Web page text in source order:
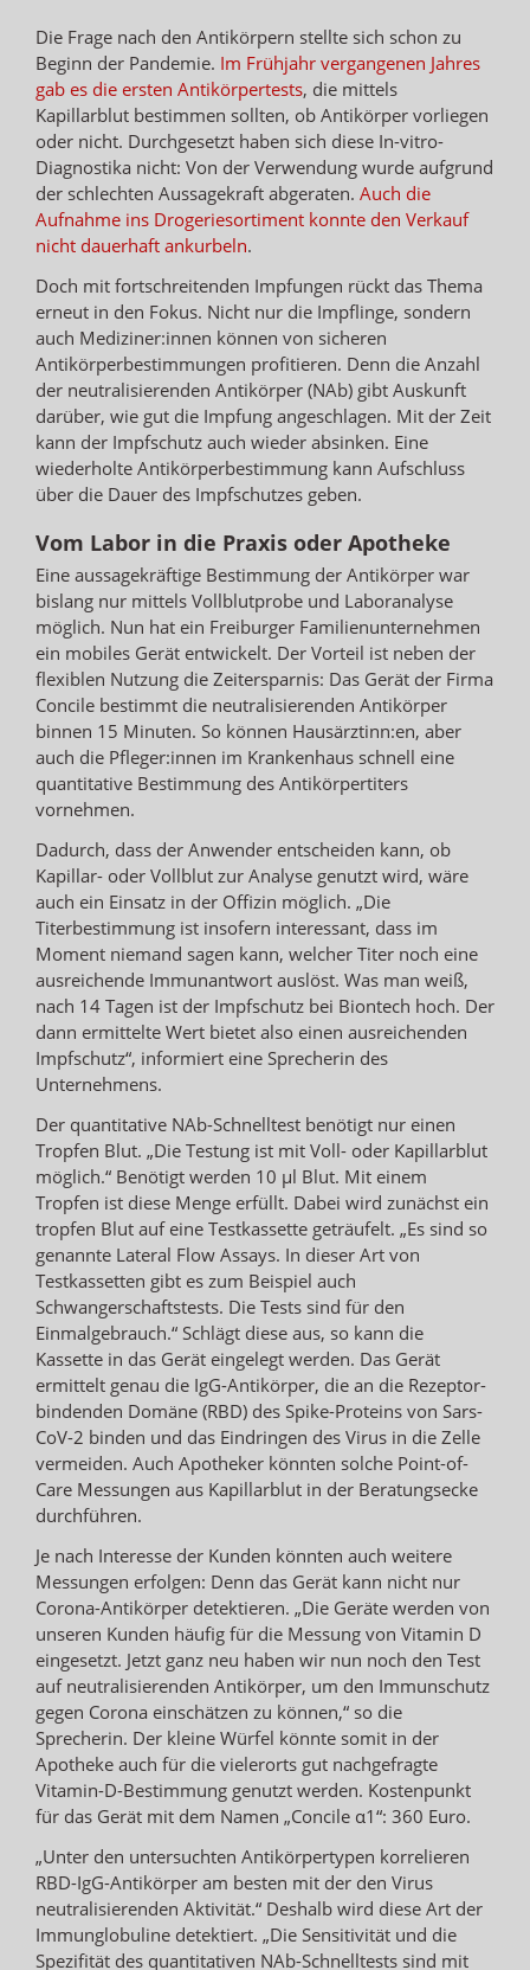
Die Frage nach den Antikörpern stellte sich schon zu
Beginn der Pandemie. Im Frühjahr vergangenen Jahres
gab es die ersten Antikörpertests, die mittels
Kapillarblut bestimmen sollten, ob Antikörper vorliegen
oder nicht. Durchgesetzt haben sich diese In-vitro-
Diagnostika nicht: Von der Verwendung wurde aufgrund
der schlechten Aussagekraft abgeraten. Auch die
Aufnahme ins Drogeriesortiment konnte den Verkauf
nicht dauerhaft ankurbeln.
Doch mit fortschreitenden Impfungen rückt das Thema
erneut in den Fokus. Nicht nur die Impflinge, sondern
auch Mediziner:innen können von sicheren
Antikörperbestimmungen profitieren. Denn die Anzahl
der neutralisierenden Antikörper (NAb) gibt Auskunft
darüber, wie gut die Impfung angeschlagen. Mit der Zeit
kann der Impfschutz auch wieder absinken. Eine
wiederholte Antikörperbestimmung kann Aufschluss
über die Dauer des Impfschutzes geben.
Vom Labor in die Praxis oder Apotheke
Eine aussagekräftige Bestimmung der Antikörper war
bislang nur mittels Vollblutprobe und Laboranalyse
möglich. Nun hat ein Freiburger Familienunternehmen
ein mobiles Gerät entwickelt. Der Vorteil ist neben der
flexiblen Nutzung die Zeitersparnis: Das Gerät der Firma
Concile bestimmt die neutralisierenden Antikörper
binnen 15 Minuten. So können Hausärztinn:en, aber
auch die Pfleger:innen im Krankenhaus schnell eine
quantitative Bestimmung des Antikörpertiters
vornehmen.
Dadurch, dass der Anwender entscheiden kann, ob
Kapillar- oder Vollblut zur Analyse genutzt wird, wäre
auch ein Einsatz in der Offizin möglich. „Die
Titerbestimmung ist insofern interessant, dass im
Moment niemand sagen kann, welcher Titer noch eine
ausreichende Immunantwort auslöst. Was man weiß,
nach 14 Tagen ist der Impfschutz bei Biontech hoch. Der
dann ermittelte Wert bietet also einen ausreichenden
Impfschutz“, informiert eine Sprecherin des
Unternehmens.
Der quantitative NAb-Schnelltest benötigt nur einen
Tropfen Blut. „Die Testung ist mit Voll- oder Kapillarblut
möglich.“ Benötigt werden 10 µl Blut. Mit einem
Tropfen ist diese Menge erfüllt. Dabei wird zunächst ein
tropfen Blut auf eine Testkassette geträufelt. „Es sind so
genannte Lateral Flow Assays. In dieser Art von
Testkassetten gibt es zum Beispiel auch
Schwangerschaftstests. Die Tests sind für den
Einmalgebrauch.“ Schlägt diese aus, so kann die
Kassette in das Gerät eingelegt werden. Das Gerät
ermittelt genau die IgG-Antikörper, die an die Rezeptor-
bindenden Domäne (RBD) des Spike-Proteins von Sars-
CoV-2 binden und das Eindringen des Virus in die Zelle
vermeiden. Auch Apotheker könnten solche Point-of-
Care Messungen aus Kapillarblut in der Beratungsecke
durchführen.
Je nach Interesse der Kunden könnten auch weitere
Messungen erfolgen: Denn das Gerät kann nicht nur
Corona-Antikörper detektieren. „Die Geräte werden von
unseren Kunden häufig für die Messung von Vitamin D
eingesetzt. Jetzt ganz neu haben wir nun noch den Test
auf neutralisierenden Antikörper, um den Immunschutz
gegen Corona einschätzen zu können,“ so die
Sprecherin. Der kleine Würfel könnte somit in der
Apotheke auch für die vielerorts gut nachgefragte
Vitamin-D-Bestimmung genutzt werden. Kostenpunkt
für das Gerät mit dem Namen „Concile α1“: 360 Euro.
„Unter den untersuchten Antikörpertypen korrelieren
RBD-IgG-Antikörper am besten mit der den Virus
neutralisierenden Aktivität.“ Deshalb wird diese Art der
Immunglobuline detektiert. „Die Sensitivität und die
Spezifität des quantitativen NAb-Schnelltests sind mit